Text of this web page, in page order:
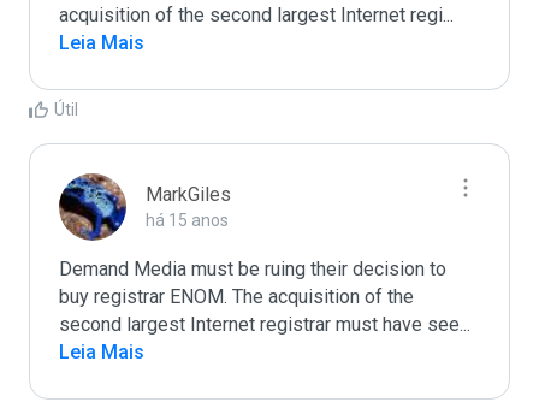
acquisition of the second largest Internet regi...
Leia Mais
Útil
MarkGiles
há 15 anos
Demand Media must be ruing their decision to
buy registrar ENOM. The acquisition of the
second largest Internet registrar must have see...
Leia Mais